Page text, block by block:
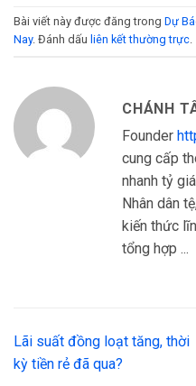
Bài viết này được đăng trong Dự
Nay. Đánh dấu liên kết thường trực.
CHÁNH
Founder
cung cấp
nhanh tỷ
Nhân dân
kiến thức
tổng hợp ...
Lãi suất đồng loạt tăng, thời
kỳ tiền rẻ đã qua?